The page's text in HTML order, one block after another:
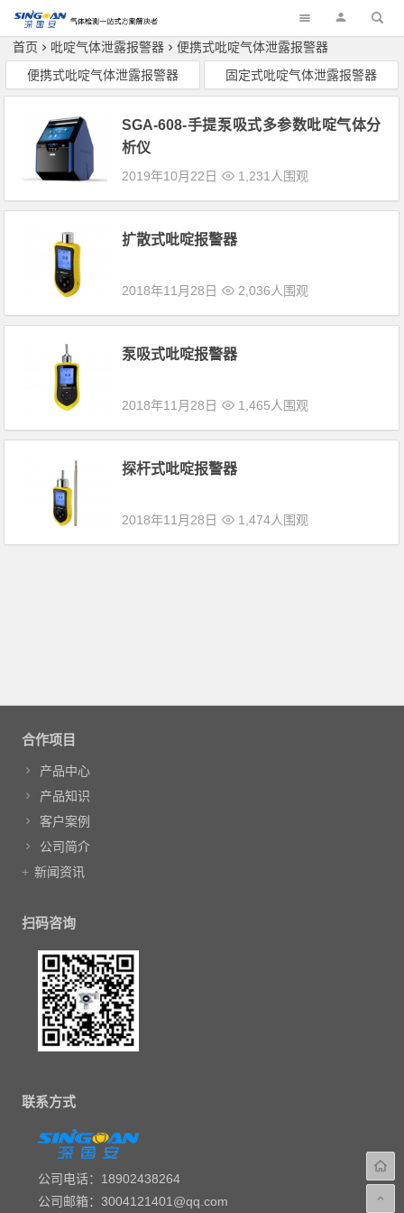
深国安
首页 吡啶气体泄露报警器
便携式吡啶气体泄露报警器
便携式吡啶气体泄露报警器
固定式吡啶气体泄露报警器
SGA-608-手提泵吸式多参数吡啶气体分
析仪
2019年10月22日 1,231人围观
扩散式吡啶报警器
2018年11月28日 2,036人围观
泵吸式吡啶报警器
2018年11月28日 1,465人围观
探杆式吡啶报警器
2018年11月28日 1,474人围观
合作项目
产品中心
产品知识
客户案例
公司简介
新闻资讯
扫码咨询
联系方式
公司电话：18902438264
公司邮箱：3004121401@qq.com